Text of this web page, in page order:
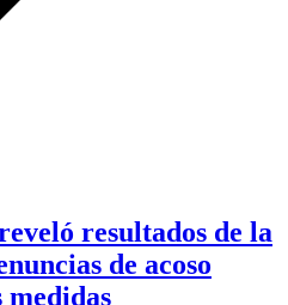
resultados de la
de acoso
medidas